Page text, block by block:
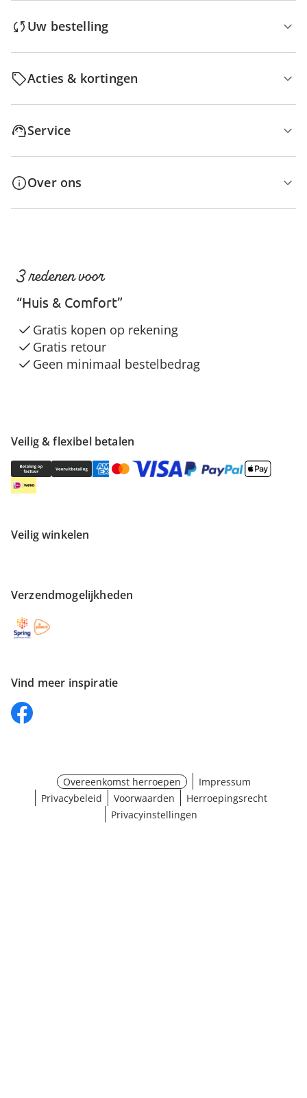
Uw bestelling
Acties & kortingen
Service
Over ons
Veilig & flexibel betalen
Veilig winkelen
Verzendmogelijkheden
Vind meer inspiratie
3 redenen voor
“Huis & Comfort”
Gratis kopen op rekening
Gratis retour
Geen minimaal bestelbedrag
Overeenkomst herroepen
Impressum
Privacybeleid
Voorwaarden
Herroepingsrecht
Privacyinstellingen